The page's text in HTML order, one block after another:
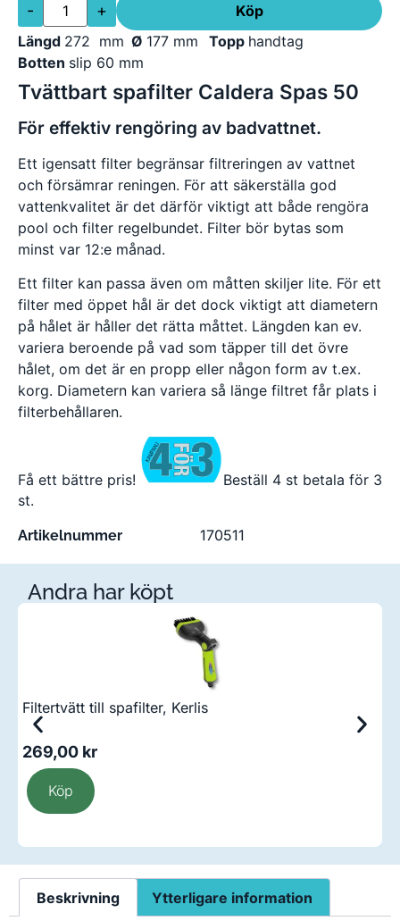
- +
Köp
Längd 272 mm Ø 177 mm Topp handtag
Botten slip 60 mm
Tvättbart spafilter Caldera Spas 50
För effektiv rengöring av badvattnet.
Ett igensatt filter begränsar filtreringen av vattnet
och försämrar reningen. För att säkerställa god
vattenkvalitet är det därför viktigt att både rengöra
pool och filter regelbundet. Filter bör bytas som
minst var 12:e månad.
Ett filter kan passa även om måtten skiljer lite. För ett
filter med öppet hål är det dock viktigt att diametern
på hålet är håller det rätta måttet. Längden kan ev.
variera beroende på vad som täpper till det övre
hålet, om det är en propp eller någon form av t.ex.
korg. Diametern kan variera så länge filtret får plats i
filterbehållaren.
Få ett bättre pris!
Beställ 4 st betala för 3
st.
Artikelnummer 170511
Andra har köpt
Filtertvätt till spafilter, Kerlis
269,00 kr
Köp
Beskrivning Ytterligare information